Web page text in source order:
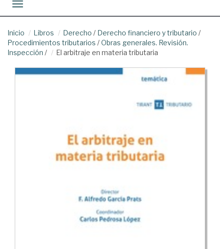
Toggle navigation
Inicio Libros Derecho / Derecho financiero y tributario /
Procedimientos tributarios /Obras generales. Revisión.
Inspección / El arbitraje en materia tributaria